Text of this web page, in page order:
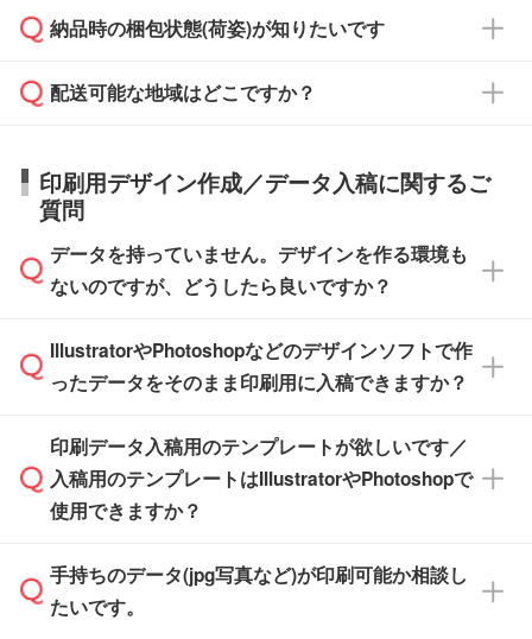
ご希望の際は担当スタッフまでお気軽にご相談
ください。
ご入金確認後、1～2営業日で出荷いたしま
タッフまでお問い合わせください。
ル」に注文予定日をご入力いただくと、おおよ
その締切日や出荷目安をご確認いただけます。
品が決まりましたらお早めのご発注をお願いい
たします。
※土日祝日を除く営業日換算です。
※沖縄・離島は追加日数がかかります。
い。
応が可能かご案内いたします。
す。>>対象商品はこちら
※最短出荷日は商品によって異なります。各商
品ページにてご確認ください
ご入金確認後に在庫を確保し、注文確定のご連
はできかねますので予めご了承ください。
納品時の梱包状態(荷姿)が知りたいです
商品によって異なります。各ページにある商品
す。(白箱、化粧箱、ブリスターパックなど)
【袋入り】 商品がひとつずつ袋に入っていま
す。(透明袋、デザイン袋など)
【個包装なし】 個包装がされていない状態で
※化粧箱から白箱への入れ替えや、オリジナル
箱の作成は原則承っておりません。
配送可能な地域はどこですか？
直接納品は行っておりませんので予めご了承く
ださい。
印刷用デザイン作成／データ入稿に関するご
質問
データを持っていません。デザインを作る環境も
ないのですが、どうしたら良いですか？
無料の「デザインシミュレーター」を使えば、
PCやスマホから簡単にデザインを作成できま
ザインソフトがなくても安心です。
また、「データ作成サービス
せいただければ、弊社にて無料でデザインデー
タを1点作成いたします。
IllustratorやPhotoshopなどのデザインソフトで作
ったデータをそのまま印刷用に入稿できますか？
IllustratorやPhotoshop、CLIP STUDIOなどのデ
ザインソフトでこだわりのデザインを作成した
い方は、完全データ入稿
積・ご注文フォームにアップロードしてご入稿
ください。
印刷データ入稿用のテンプレートが欲しいです／
入稿用のテンプレートはIllustratorやPhotoshopで
使用できますか？
一部商品は入稿用テンプレートのご用意があり
ます。各商品ページの『印刷方法・テンプレー
手持ちのデータ(jpg写真など)が印刷可能か相談し
たいです。